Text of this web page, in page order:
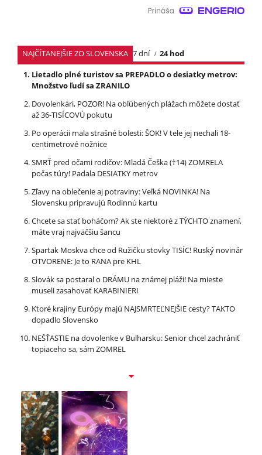
NAJČÍTANEJŠIE ZO SLOVENSKA 7 dní
24 hod
Lietadlo plné turistov sa PREPADLO o desiatky metrov:
Množstvo ľudí sa ZRANILO
Dovolenkári, POZOR! Na obľúbených plážach môžete dostať
až 36-TISÍCOVÚ pokutu
Po operácii mala strašné bolesti: ŠOK! V tele jej nechali 18-
centimetrové nožnice
SMRŤ pred očami rodičov: Mladá Češka (†14) ZOMRELA
počas túry! Padala DESIATKY metrov
Zľavy na oblečenie aj potraviny: Veľká NOVINKA! Na
Slovensku pripravujú Rodinnú kartu
Chcete sa stať boháčom? Ak ste niektoré z TÝCHTO znamení,
máte vraj najväčšiu šancu
Spartak Moskva chce od Ružičku stovky TISÍC! Ruský novinár
OTVORENE: Je to RANA pre KHL
Slovák sa postaral o DRÁMU na známej pláži! Na mieste
museli zasahovať KARABINIERI
Ktoré krajiny Európy majú NAJSMRTEĽNEJŠIE cesty? TAKTO
dopadlo Slovensko
NEŠŤASTIE na dovolenke v Bulharsku: Senior chcel zachrániť
topiaceho sa, sám ZOMREL